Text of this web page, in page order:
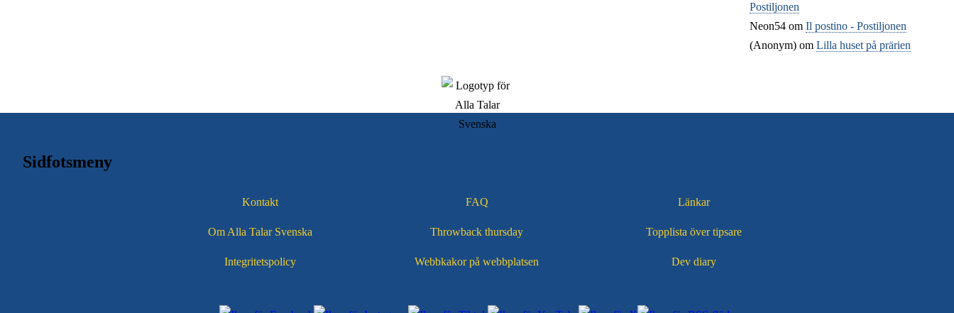
Postiljonen
Neon54 om Il postino - Postiljonen
(Anonym) om Lilla huset på prärien
Sidfotsmeny
Kontakt FAQ Länkar
Om Alla Talar Svenska Throwback thursday Topplista över tipsare
Integritetspolicy Webbkakor på webbplatsen Dev diary